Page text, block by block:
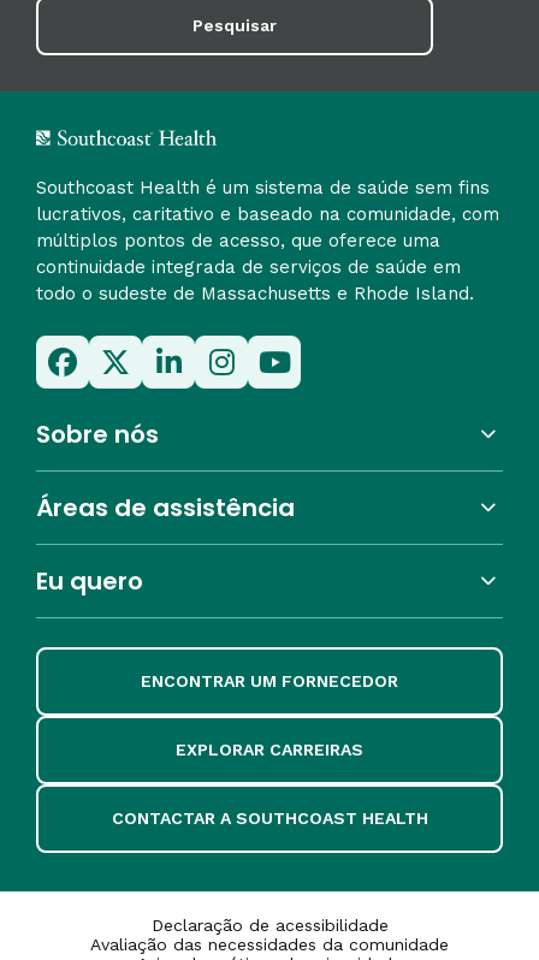
Pesquisar
Southcoast Health é um sistema de saúde sem fins
lucrativos, caritativo e baseado na comunidade, com
múltiplos pontos de acesso, que oferece uma
continuidade integrada de serviços de saúde em
todo o sudeste de Massachusetts e Rhode Island.
Sobre nós
Áreas de assistência
Eu quero
ENCONTRAR UM FORNECEDOR
EXPLORAR CARREIRAS
CONTACTAR A SOUTHCOAST HEALTH
Declaração de acessibilidade
Avaliação das necessidades da comunidade